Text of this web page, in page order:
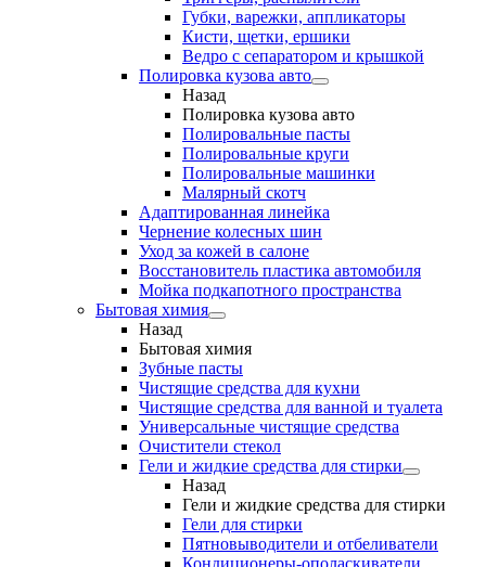
Губки, варежки, аппликаторы
Кисти, щетки, ершики
Ведро с сепаратором и крышкой
Полировка кузова авто
Назад
Полировка кузова авто
Полировальные пасты
Полировальные круги
Полировальные машинки
Малярный cкотч
Адаптированная линейка
Чернение колесных шин
Уход за кожей в салоне
Восстановитель пластика автомобиля
Мойка подкапотного пространства
Бытовая химия
Назад
Бытовая химия
Зубные пасты
Чистящие средства для кухни
Чистящие средства для ванной и туалета
Универсальные чистящие средства
Очистители стекол
Гели и жидкие средства для стирки
Назад
Гели и жидкие средства для стирки
Гели для стирки
Пятновыводители и отбеливатели
Кондиционеры-ополаскиватели